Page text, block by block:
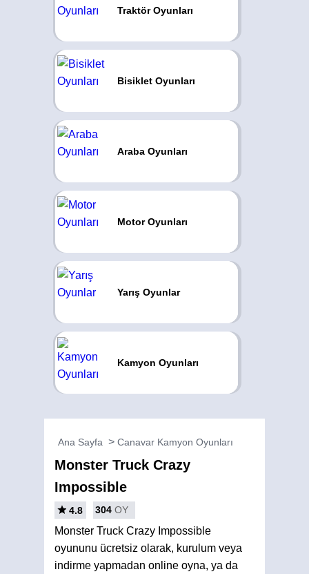
Traktör Oyunları
Bisiklet Oyunları
Araba Oyunları
Motor Oyunları
Yarış Oyunlar
Kamyon Oyunları
Ana Sayfa Canavar Kamyon Oyunları
Monster Truck Crazy
Impossible
4.8 304 OY
Monster Truck Crazy Impossible
oyununu ücretsiz olarak, kurulum veya
indirme yapmadan online oyna, ya da